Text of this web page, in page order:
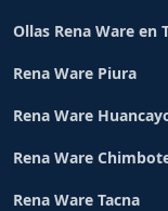
Ollas Rena Ware en
Rena Ware Piura
Rena Ware
Rena Ware
Rena Ware Tacna